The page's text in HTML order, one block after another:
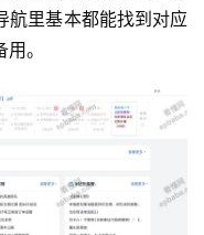
航里基本都能找到对应
。